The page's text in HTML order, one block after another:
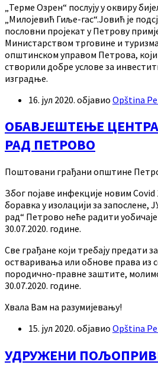
„Терме Озрен“ послују у оквиру
„Милојевић Гиље-гас“.Јовић је
пословни пројекат у Петрову
Министарством трговине и
општинском управом Петрова, који
створили добре услове за
изградње.
16. јул 2020. објавио Opština
ОБАВЈЕШТЕЊЕ
РАД ПЕТРОВО
Поштовани грађани општине
Због појаве инфекције новим
боравка у изолацији за запослене,
рад“ Петрово неће радити
30.07.2020. године.
Све грађане који требају предати
остваривања или обнове права из
породично-правне заштите,
30.07.2020. године.
Хвала Вам на разумијевању!
15. јул 2020. објавио Opština
УДРУЖЕНИ